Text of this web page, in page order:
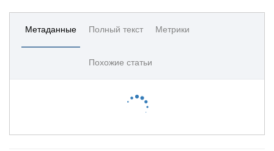
Метаданные Полный текст Метрики
Похожие статьи